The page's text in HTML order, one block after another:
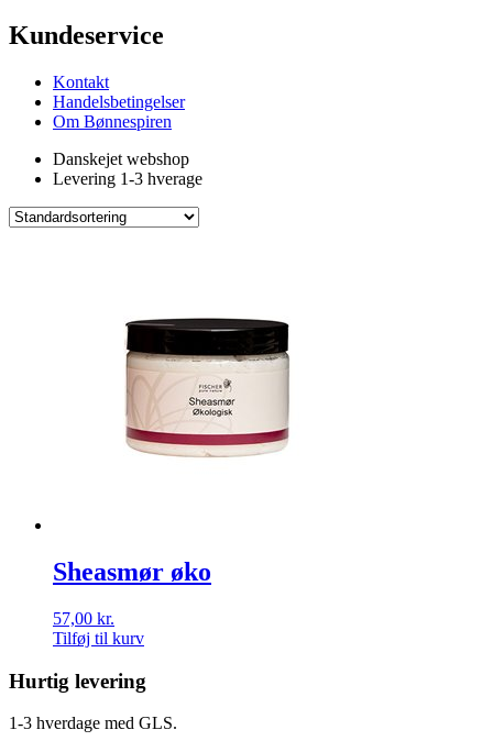
Kundeservice
Kontakt
Handelsbetingelser
Om Bønnespiren
Danskejet webshop
Levering 1-3 hverage
Sheasmør øko
57,00 kr.
Tilføj til kurv
Hurtig levering
1-3 hverdage med GLS.